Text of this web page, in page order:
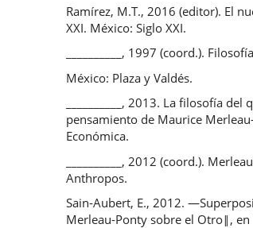
Ramírez, M.T., 2016 (editor). El
XXI. México: Siglo XXI.
__________, 1997 (coord.).
México: Plaza y Valdés.
__________, 2013. La filosofía
pensamiento de Maurice
Económica.
__________, 2012 (coord.).
Anthropos.
Sain-Aubert, E., 2012.
Merleau-Ponty sobre el Otro‖,